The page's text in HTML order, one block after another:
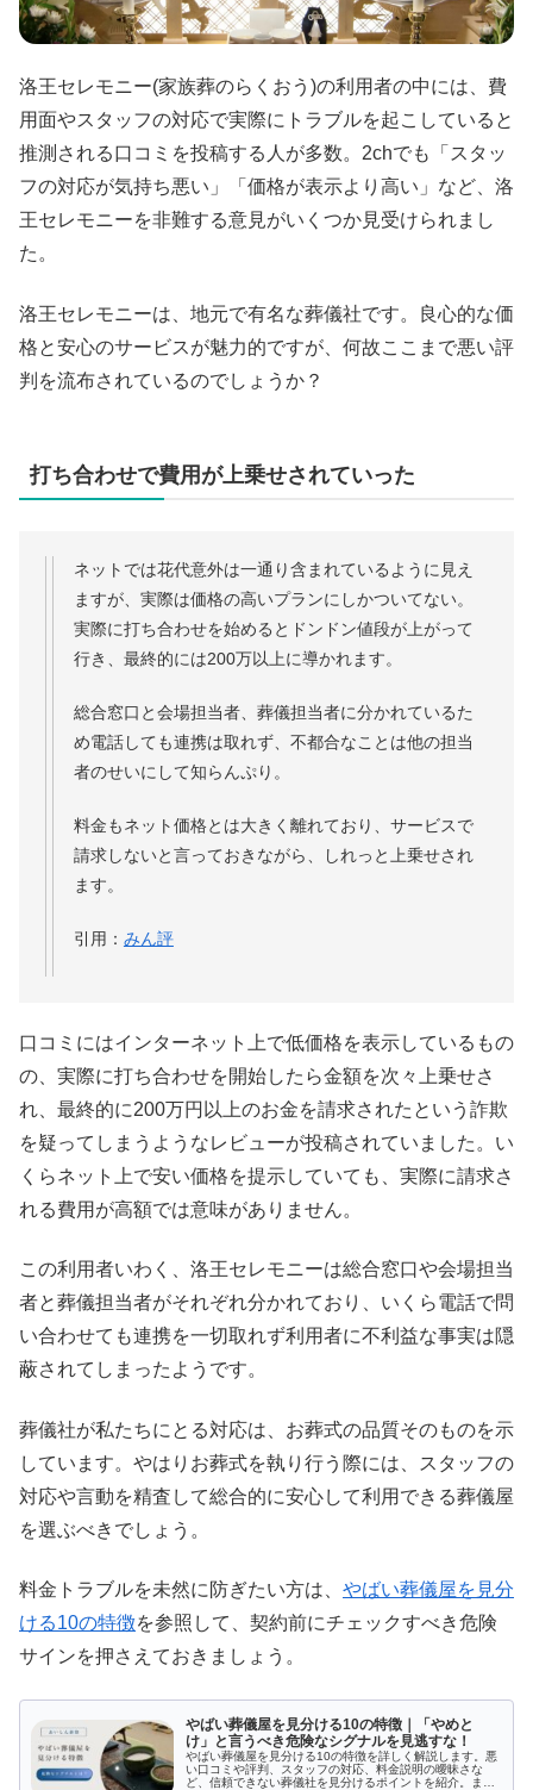
洛王セレモニー(家族葬のらくおう)の利用者の中には、費
用面やスタッフの対応で実際にトラブルを起こしていると
推測される口コミを投稿する人が多数。2chでも「スタッ
フの対応が気持ち悪い」「価格が表示より高い」など、洛
王セレモニーを非難する意見がいくつか見受けられまし
た。
洛王セレモニーは、地元で有名な葬儀社です。良心的な価
格と安心のサービスが魅力的ですが、何故ここまで悪い評
判を流布されているのでしょうか？
打ち合わせで費用が上乗せされていった
ネットでは花代意外は一通り含まれているように見え
ますが、実際は価格の高いプランにしかついてない。
実際に打ち合わせを始めるとドンドン値段が上がって
行き、最終的には200万以上に導かれます。
総合窓口と会場担当者、葬儀担当者に分かれているた
め電話しても連携は取れず、不都合なことは他の担当
者のせいにして知らんぷり。
料金もネット価格とは大きく離れており、サービスで
請求しないと言っておきながら、しれっと上乗せされ
ます。
引用： みん評
口コミにはインターネット上で低価格を表示しているもの
の、実際に打ち合わせを開始したら金額を次々上乗せさ
れ、最終的に200万円以上のお金を請求されたという詐欺
を疑ってしまうようなレビューが投稿されていました。い
くらネット上で安い価格を提示していても、実際に請求さ
れる費用が高額では意味がありません。
この利用者いわく、洛王セレモニーは総合窓口や会場担当
者と葬儀担当者がそれぞれ分かれており、いくら電話で問
い合わせても連携を一切取れず利用者に不利益な事実は隠
蔽されてしまったようです。
葬儀社が私たちにとる対応は、お葬式の品質そのものを示
しています。やはりお葬式を執り行う際には、スタッフの
対応や言動を精査して総合的に安心して利用できる葬儀屋
を選ぶべきでしょう。
料金トラブルを未然に防ぎたい方は、 やばい葬儀屋を見分
ける10の特徴を参照して、契約前にチェックすべき危険
サインを押さえておきましょう。
やばい葬儀屋を見分ける10の特徴｜「やめと
け」と言うべき危険なシグナルを見逃すな！
やばい葬儀屋を見分ける10の特徴を詳しく解説します。悪
い口コミや評判、スタッフの対応、料金説明の曖昧さな
ど、信頼できない葬儀社を見分けるポイントを紹介。ま